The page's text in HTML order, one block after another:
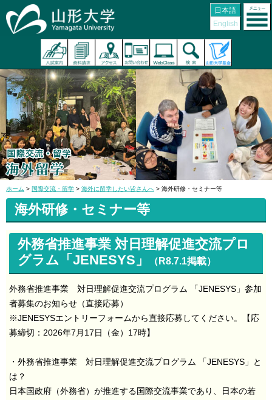
日本語
English
ホーム > 国際交流・留学 > 海外に留学したい皆さんへ > 海外研修・セミナー等
海外研修・セミナー等
外務省推進事業 対日理解促進交流プロ
グラム「JENESYS」
（R8.7.1掲載）
外務省推進事業 対日理解促進交流プログラム 「JENESYS」参加
者募集のお知らせ（直接応募）
※JENESYSエントリーフォームから直接応募してください。【応
募締切：2026年7月17日（金）17時】
・外務省推進事業 対日理解促進交流プログラム 「JENESYS」と
は？
日本国政府（外務省）が推進する国際交流事業であり、日本の若